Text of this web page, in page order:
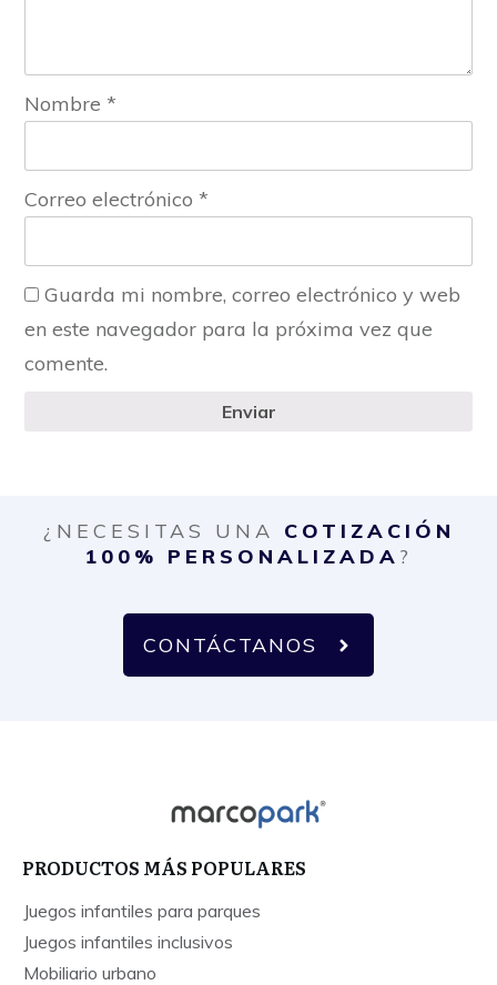
Nombre *
Correo electrónico *
Guarda mi nombre, correo electrónico y web
en este navegador para la próxima vez que
comente.
Enviar
¿NECESITAS UNA COTIZACIÓN
100% PERSONALIZADA ?
CONTÁCTANOS
PRODUCTOS MÁS POPULARES
Juegos infantiles para parques
Juegos infantiles inclusivos
Mobiliario urbano